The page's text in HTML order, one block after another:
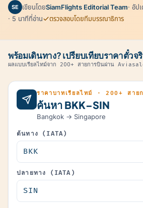
SE เขียนโดยSiamFlights Editorial Team· อัป
· 5 นาทีที่อ่าน
ตรวจสอบโดยทีมบรรณาธิการ
พร้อมเดินทาง? เปรียบเทียบราคาตั๋วจ
ผลแบบเรียลไทม์จาก 200+ สายการบินผ่าน
ราคาบาทเรียลไทม์ · 200+ สาย
ค้นหา BKK–SIN
Bangkok → Singapore
ต้นทาง (IATA)
ปลายทาง (IATA)